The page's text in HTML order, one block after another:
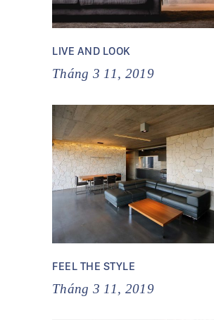
LIVE AND LOOK
Tháng 3 11, 2019
FEEL THE STYLE
Tháng 3 11, 2019